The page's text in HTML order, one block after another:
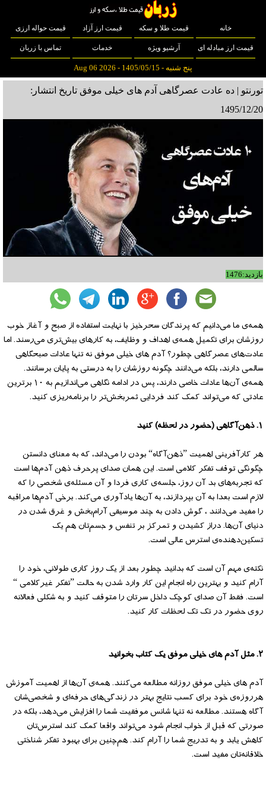
خانه قیمت طلا و سکه قیمت ارز آزاد قیمت حواله ارزی
قیمت ارز مبادله ای آرشیو ویژه خدمات تماس با زربان
پنج شنبه - 1405/05/15 - Aug 06 2026
تورنتو | ده عادت عصرگاهی آدم های خیلی موفق تاریخ انتشار:
1495/12/20
بازدید:1476
همه‌ی ما می‌دانیم که پرندگان سحرخیز با نهایت استفاده از صبح و آغاز خوب
روزشان برای تکمیل همه‌ی اهداف و وظایف، به کارهای بیش‌تری می‌رسند. اما
عادت‌های عصرگاهی چطور؟ آدم های خیلی موفق نه تنها عادات صبحگاهی
سالمی دارند، بلکه می‌دانند چگونه روزشان را به درستی به پایان برسانند.
همه‌ی آن‌ها عادات خاصی دارند، پس در ادامه نگاهی می‌اندازیم به ۱۰ برترین
عادتی که می‌تواند کمک کند فردایی ثمربخش‌تر را برنامه‌ریزی کنید.
۱. ذهن‌آگاهی (حضور در لحظه) کنید
هر کارآفرینی اهمیت ”ذهن‌آگاه“ بودن را می‌داند، که به معنای دانستن
چگونگی توقف تفکر کلامی است. این همان صدای پرحرف ذهن آدم‌ها است
که تجربه‌های بد آن روز، جلسه‌ی کاری فردا و آن مسئله‌ی شخصی را که
لازم است بعدا به آن بپردازند، به آن‌ها یادآوری می‌کند. برخی آدم‌ها مراقبه
را مفید می‌دانند ، گوش دادن به چند موسیقی آرام‌بخش و غرق شدن در
دنیای آن‌ها. دراز کشیدن و تمرکز بر تنفس و جسم‌تان هم یک
تسکین‌دهنده‌ی استرس عالی است.
نکته‌ی مهم آن است که بدانید چطور بعد از یک روز کاری طولانی، خود را
آرام کنید و بهترین راه انجام این کار وارد شدن به حالت ”تفکر غیرکلامی “
است. فقط آن صدای کوچک داخل سرتان را متوقف کنید و به شکلی فعالانه
روی حضور در تک تک لحظات کار کنید.
۲. مثل آدم های خیلی موفق یک کتاب بخوانید
آدم های خیلی موفق روزانه مطالعه می‌کنند. همه‌ی آن‌ها از اهمیت آموزش
هرروزه‌ی خود برای کسب نتایج بهتر در زندگی‌های حرفه‌ای و شخصی‌شان
آگاه هستند. مطالعه نه تنها شانس موفقیت شما را افزایش می‌دهد، بلکه در
صورتی که قبل از خواب انجام شود می‌تواند واقعا کمک کند استرس‌تان
کاهش یابد و به تدریج شما را آرام کند. هم‌چنین برای بهبود تفکر شناختی
خلاقانه‌تان مفید است.